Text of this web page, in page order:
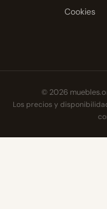
Cookies
© 2026
Los precios y